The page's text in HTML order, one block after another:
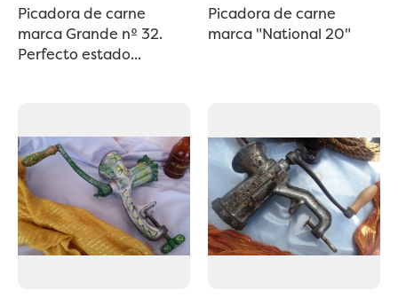
Picadora de carne
marca Grande nº 32.
Perfecto estado...
Picadora de carne
marca "National 20"